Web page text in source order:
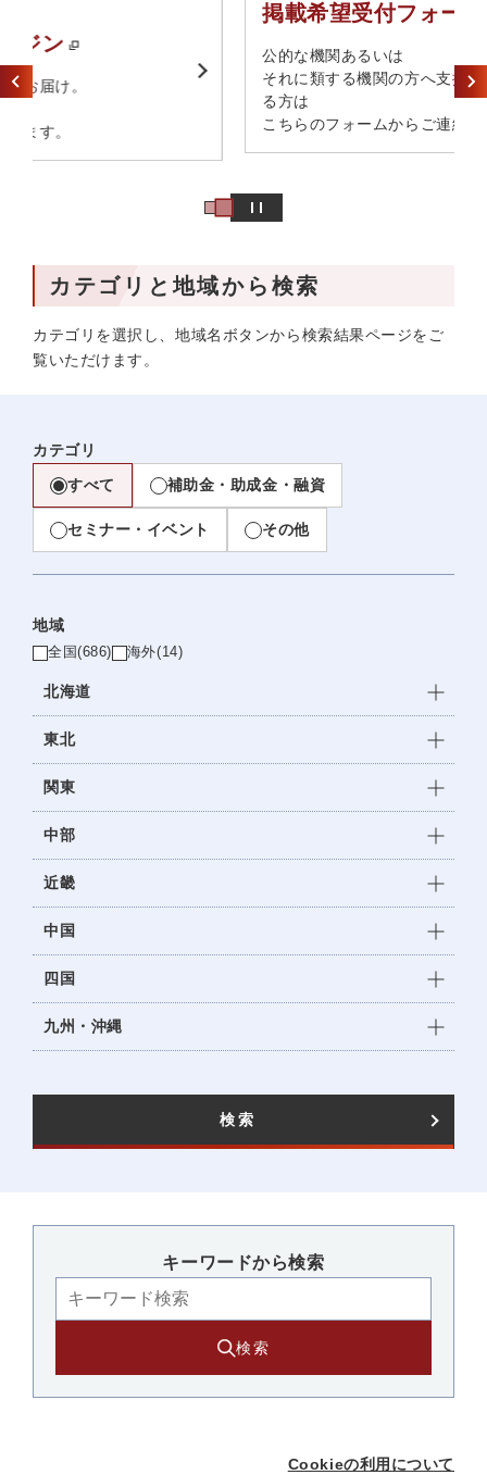
掲載希望受付フォーム
​公的な機関あるいは​
それに類する機関の方へ​支援情報の掲載を希望され
こちらのフォームからご連絡ください。
カテゴリと地域から検索
カテゴリを選択し、地域名ボタンから検索結果ページをご
覧いただけます。
カテゴリ
すべて
補助金・助成金・融資
セミナー・イベント その他
地域
全国(686) 海外(14)
北海道
東北
関東
中部
近畿
中国
四国
九州・沖縄
検索
キーワードから検索​
検索
Cookieの利用について